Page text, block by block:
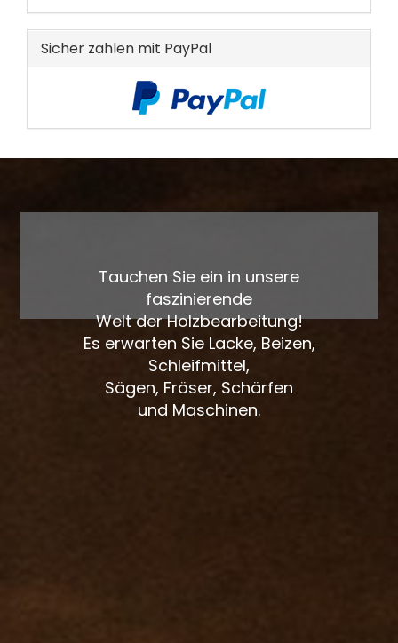
EIN.
Sicher zahlen mit PayPal
Tauchen Sie ein in unsere
faszinierende
Welt der Holzbearbeitung!
Es erwarten Sie Lacke, Beizen,
Schleifmittel,
Sägen, Fräser, Schärfen
und Maschinen.